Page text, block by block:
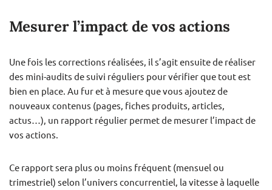
Mesurer l’impact de vos actions
Une fois les corrections réalisées, il s’agit ensuite de réaliser
des mini-audits de suivi réguliers pour vérifier que tout est
bien en place. Au fur et à mesure que vous ajoutez de
nouveaux contenus (pages, fiches produits, articles,
actus…), un rapport régulier permet de mesurer l’impact de
vos actions.
Ce rapport sera plus ou moins fréquent (mensuel ou
trimestriel) selon l’univers concurrentiel, la vitesse à laquelle